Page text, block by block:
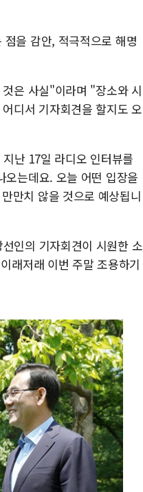
을 감안, 적극적으로 해명
은 사실"이라며 "장소와 시
디서 기자회견을 할지도 오
난 17일 라디오 인터뷰를
오는데요. 오늘 어떤 입장을
만치 않을 것으로 예상됩니
인의 기자회견이 시원한 소
래저래 이번 주말 조용하기